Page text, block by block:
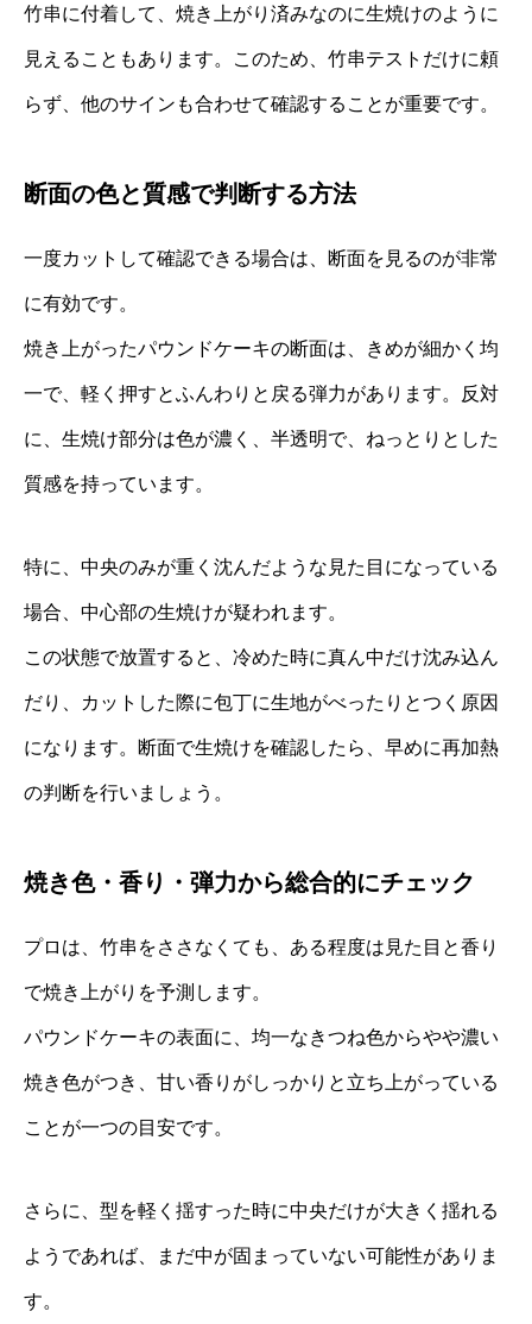
竹串に付着して、焼き上がり済みなのに生焼けのように
見えることもあります。このため、竹串テストだけに頼
らず、他のサインも合わせて確認することが重要です。
断面の色と質感で判断する方法
一度カットして確認できる場合は、断面を見るのが非常
に有効です。
焼き上がったパウンドケーキの断面は、きめが細かく均
一で、軽く押すとふんわりと戻る弾力があります。反対
に、生焼け部分は色が濃く、半透明で、ねっとりとした
質感を持っています。
特に、中央のみが重く沈んだような見た目になっている
場合、中心部の生焼けが疑われます。
この状態で放置すると、冷めた時に真ん中だけ沈み込ん
だり、カットした際に包丁に生地がべったりとつく原因
になります。断面で生焼けを確認したら、早めに再加熱
の判断を行いましょう。
焼き色・香り・弾力から総合的にチェック
プロは、竹串をささなくても、ある程度は見た目と香り
で焼き上がりを予測します。
パウンドケーキの表面に、均一なきつね色からやや濃い
焼き色がつき、甘い香りがしっかりと立ち上がっている
ことが一つの目安です。
さらに、型を軽く揺すった時に中央だけが大きく揺れる
ようであれば、まだ中が固まっていない可能性がありま
す。